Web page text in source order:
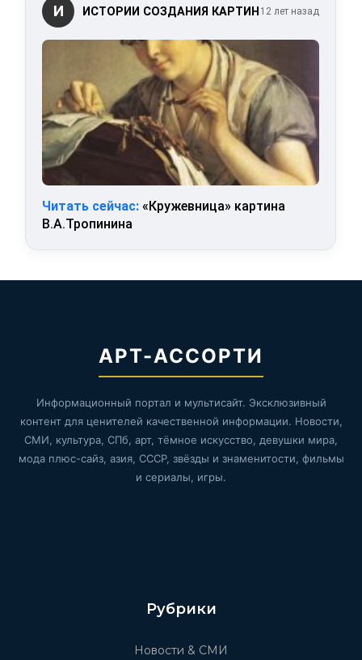
И ИСТОРИИ СОЗДАНИЯ КАРТИН 12 лет назад
Читать сейчас: «Кружевница» картина
В.А.Тропинина
АРТ-АССОРТИ
Информационный портал и мультисайт. Эксклюзивный
контент для ценителей качественной информации. Новости,
СМИ, культура, СПб, арт, тёмное искусство, девушки мира,
мода плюс-сайз, азия, СССР, звёзды и знаменитости, фильмы
и сериалы, игры.
Рубрики
Новости & СМИ